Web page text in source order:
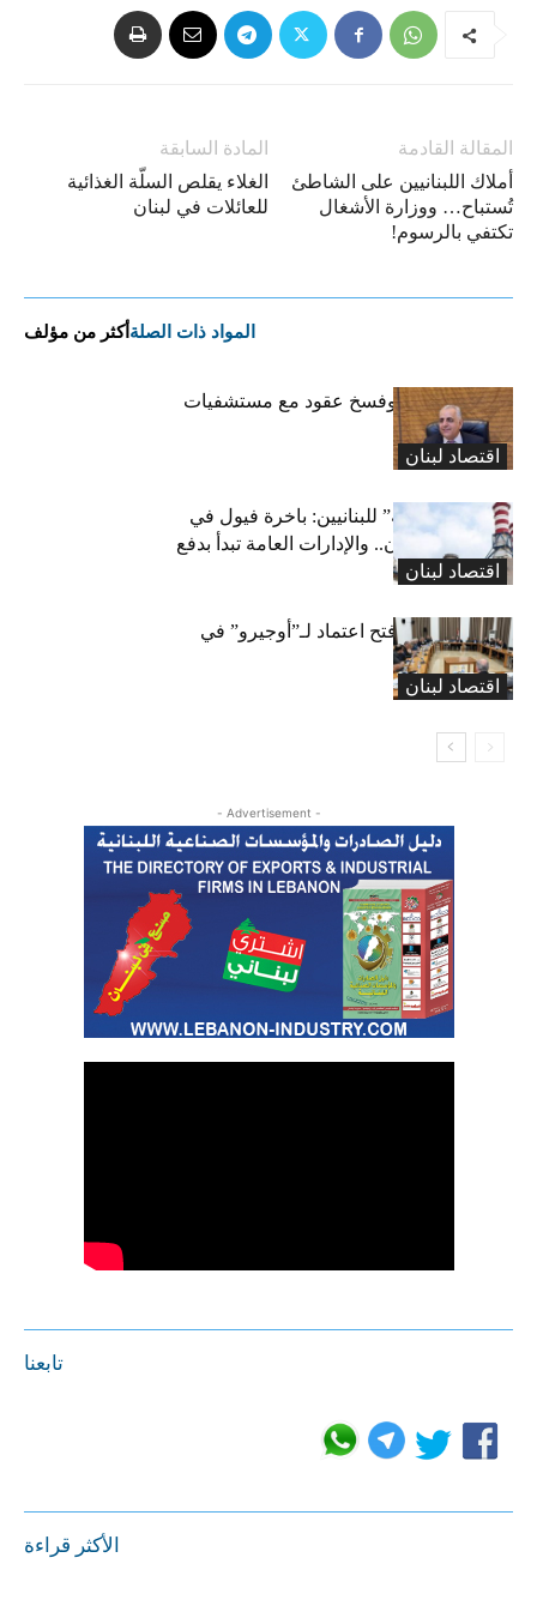
المادة السابقة
الغلاء يقلص السلّة الغذائية
للعائلات في لبنان
المقالة القادمة
أملاك اللبنانيين على الشاطئ
تُستباح… ووزارة الأشغال
تكتفي بالرسوم!
المواد ذات الصلة أكثر من مؤلف
اقتصاد لبنان
كركي: إنذارات وفسخ عقود مع مستشفيات
مخالفة
اقتصاد لبنان
بشرى “كهربائية” للبنانيين: باخرة فيول في
طريقها إلى لبنان.. والإدارات العامة تبدأ بدفع
متوجباتها
اقتصاد لبنان
لجنة المال تقرّ فتح اعتماد لـ”أوجيرو” في
موازنة 2026
- Advertisement -
تابعنا
الأكثر قراءة